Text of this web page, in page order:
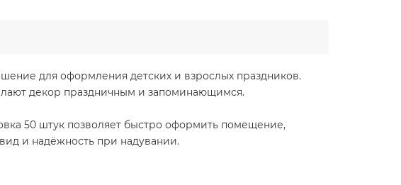
для оформления детских и взрослых праздников.
декор праздничным и запоминающимся.
50 штук позволяет быстро оформить помещение,
и надёжность при надувании.